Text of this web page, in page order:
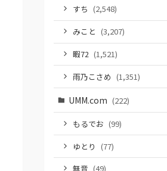
すち (2,548)
みこと (3,207)
暇72 (1,521)
雨乃こさめ (1,351)
UMM.com (222)
もるでお (99)
ゆとり (77)
無音 (49)